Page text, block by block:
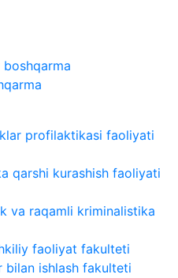
boshqarma
profilaktikasi faoliyati
qarshi kurashish faoliyati
va raqamli kriminalistika
faoliyat fakulteti
bilan ishlash fakulteti